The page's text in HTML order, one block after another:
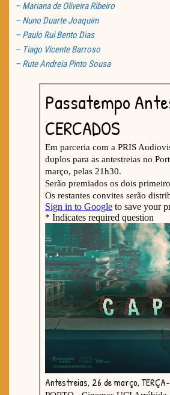
– Mariana de Oliveira Ribeiro
– Nuno Duarte Joaquim
– Paulo Rui Bento Dias
– Tiago Vicente Barroso
– Rute Andreia Pinto Sousa